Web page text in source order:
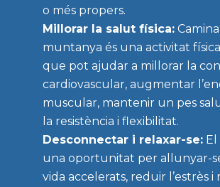
o més propers.
Millorar la salut física:
muntanya és una activitat
que pot ajudar a millorar la
cardiovascular, augmentar
muscular, mantenir un pes
la resistència i flexibilitat.
Desconnectar i relaxar-se:El
una oportunitat per allunyar-
vida accelerats, reduir l’estrès i